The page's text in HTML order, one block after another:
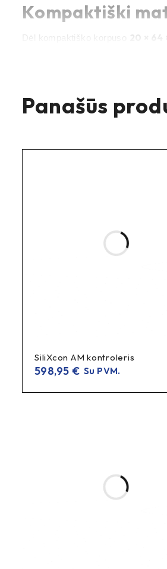
Kompaktiški
Dėl kompaktiško korpuso 20 × 64
Atkreipkite dėmesį:tvirtinimo
Pagrindiniai
6–12 V DC maitinimas
Panašūs
SiliXcon AM kontroleris
598,95 € Su PVM.